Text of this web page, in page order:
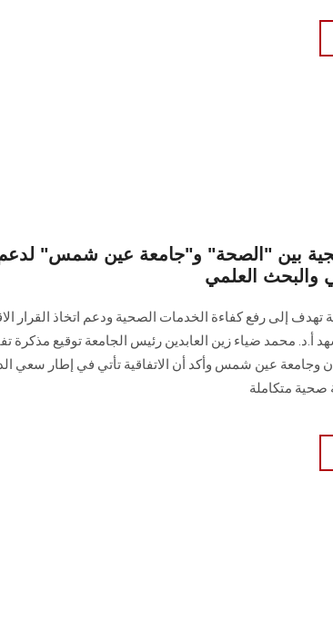
بين "الصحة" و"جامعة عين شمس"
والبحث العلمي
إلى رفع كفاءة الخدمات الصحية ودعم اتخاذ القرار
أ.د. محمد ضياء زين العابدين رئيس الجامعة توقيع مذكرة
وجامعة عين شمس وأكد أن الاتفاقية تأتي في إطار سعي
صحية متكاملة